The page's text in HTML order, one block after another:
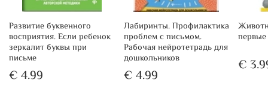
Развитие буквенного
восприятия. Если ребенок
зеркалит буквы при
письме
€ 4.99
Лабиринты. Профилактика
проблем с письмом.
Рабочая нейротетрадь для
дошкольников
€ 4.99
€